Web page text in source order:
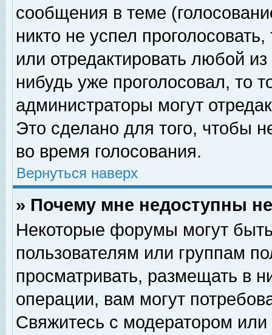
сообщения в теме
никто не успел
или отредактировать любой
нибудь уже проголосовал, то
администраторы могут
Это сделано для того, чтобы
во время голосования.
Вернуться наверх
» Почему мне недоступны
Некоторые форумы могут
пользователям или группам
просматривать, размещать в
операции, вам могут
Свяжитесь с модератором